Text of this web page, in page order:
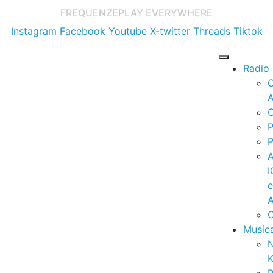
FREQUENZEPLAY EVERYWHERE
Instagram Facebook Youtube X-twitter Threads Tiktok
Radio
e